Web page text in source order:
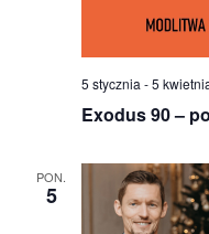
Exodus 90 –
5 stycznia -5
PON.
5